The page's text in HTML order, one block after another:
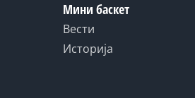
Мини баскет
Вести
Историја